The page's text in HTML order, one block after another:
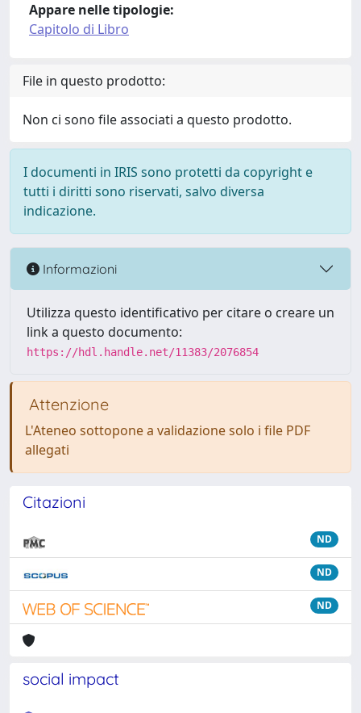
Appare nelle tipologie:
Capitolo di Libro
File in questo prodotto:
Non ci sono file associati a questo prodotto.
I documenti in IRIS sono protetti da copyright e
tutti i diritti sono riservati, salvo diversa
indicazione.
Informazioni
Utilizza questo identificativo per citare o creare un
link a questo documento:
https://hdl.handle.net/11383/2076854
Attenzione
L'Ateneo sottopone a validazione solo i file PDF
allegati
Citazioni
ND
ND
ND
social impact